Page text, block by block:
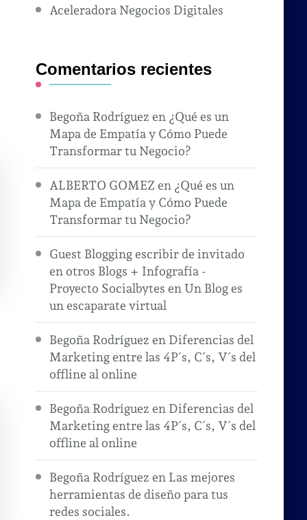
Aceleradora Negocios Digitales
Comentarios recientes
Begoña Rodríguez en ¿Qué es un
Mapa de Empatía y Cómo Puede
Transformar tu Negocio?
ALBERTO GOMEZ en ¿Qué es un
Mapa de Empatía y Cómo Puede
Transformar tu Negocio?
Guest Blogging escribir de invitado
en otros Blogs + Infografía -
Proyecto Socialbytes en Un Blog es
un escaparate virtual
Begoña Rodríguez en Diferencias del
Marketing entre las 4P´s, C´s, V´s del
offline al online
Begoña Rodríguez en Diferencias del
Marketing entre las 4P´s, C´s, V´s del
offline al online
Begoña Rodríguez en Las mejores
herramientas de diseño para tus
redes sociales.